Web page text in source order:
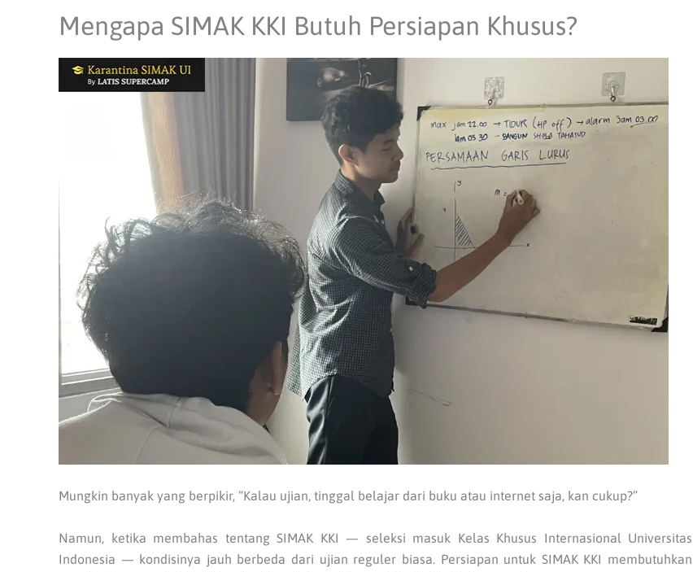
Mengapa SIMAK KKI Butuh Persiapan Khusus?
Mungkin banyak yang berpikir, “Kalau ujian, tinggal belajar dari buku atau internet saja, kan cukup?”
Namun, ketika membahas tentang SIMAK KKI — seleksi masuk Kelas Khusus Internasional Universitas
Indonesia — kondisinya jauh berbeda dari ujian reguler biasa. Persiapan untuk SIMAK KKI membutuhkan